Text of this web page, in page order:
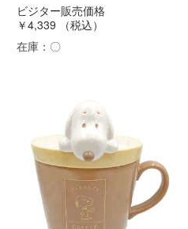
ビジター販売価格
￥4,339
（税込）
在庫： 〇